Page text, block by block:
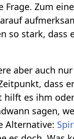
Frage. Zum
so stark,
aber auch
dass
hilft es ihm
sagen,
Alternative: